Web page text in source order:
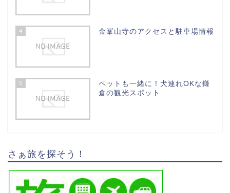
4 金峯山寺のアクセスと駐車場情報
5
ペットも一緒に！犬連れOKな鎌
倉の観光スポット
さぁ旅を探そう！